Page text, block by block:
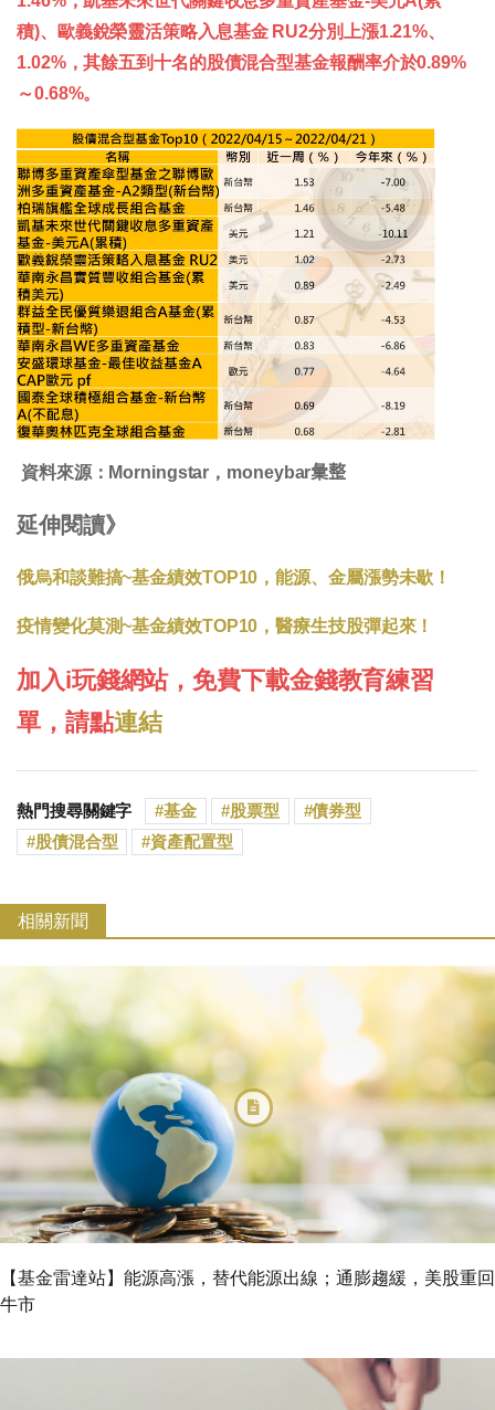
積)、歐義銳榮靈活策略入息基金 RU2分別上漲1.21%、
1.02%，其餘五到十名的股債混合型基金報酬率介於0.89%
～0.68%。
資料來源：Morningstar，moneybar𢑥整
延伸閱讀》
俄烏和談難搞~基金績效TOP10，能源、金屬漲勢未歇！
疫情變化莫測~基金績效TOP10，醫療生技股彈起來！
加入i玩錢網站，免費下載金錢教育練習
單，請點連結
熱門搜尋關鍵字 基金 股票型
債券型
股債混合型
資產配置型
相關新聞
【基金雷達站】能源高漲，替代能源出線；通膨趨緩，美股重回
牛市